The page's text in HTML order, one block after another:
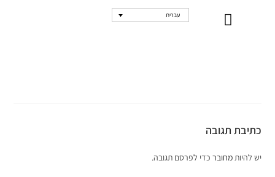
עברית
כתיבת תגובה
יש להיותמחובר כדי לפרסם תגובה.